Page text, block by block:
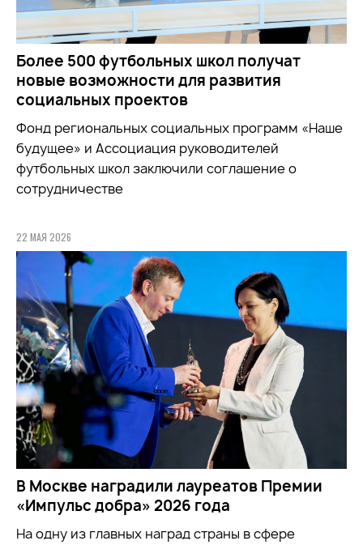
Более 500 футбольных школ получат
новые возможности для развития
социальных проектов
Фонд региональных социальных программ «Наше
будущее» и Ассоциация руководителей
футбольных школ заключили соглашение о
сотрудничестве
22 МАЯ 2026
В Москве наградили лауреатов Премии
«Импульс добра» 2026 года
На одну из главных наград страны в сфере